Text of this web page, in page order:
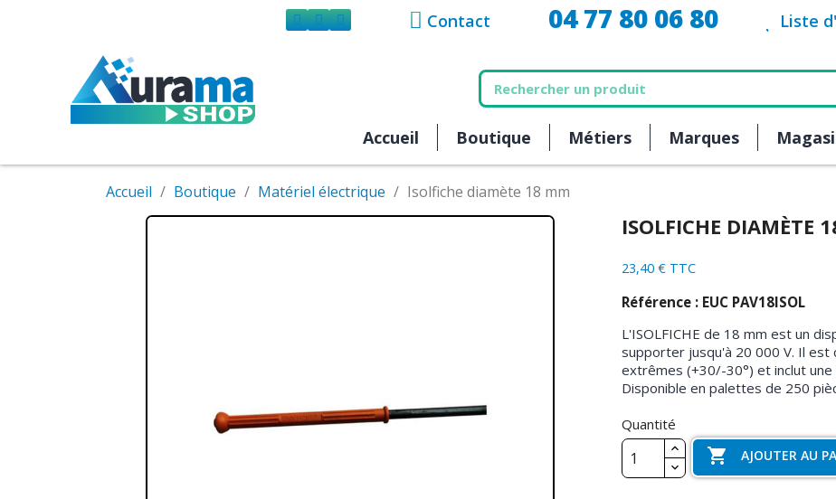
Contact 04 77 80 06 80 Liste
Accueil Boutique Métiers Marques
Accueil Boutique Matériel électrique Isolfiche diamète 18 mm
ISOLFICHE DIAMÈTE
23,40 € TTC
Référence : EUC PAV18ISOL
L'ISOLFICHE de 18 mm est un
supporter jusqu'à 20 000 V. Il
extrêmes (+30/-30°) et inclut
Disponible en palettes de 250
Quantité
 AJOUTER AU